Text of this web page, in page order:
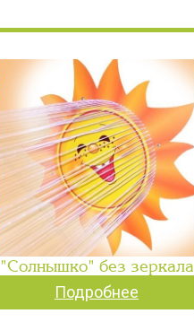
"Солнышко" без зеркала
Подробнее